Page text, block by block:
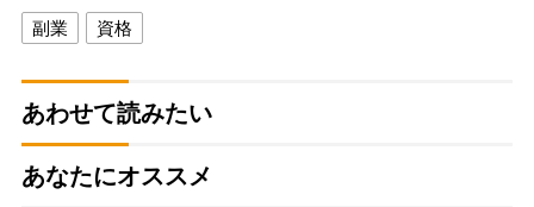
副業 資格
あわせて読みたい
あなたにオススメ